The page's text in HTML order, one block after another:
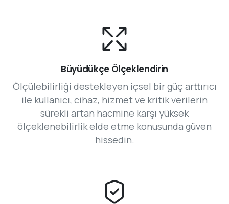
Büyüdükçe Ölçeklendirin
Ölçülebilirliği destekleyen içsel bir güç arttırıcı
ile kullanıcı, cihaz, hizmet ve kritik verilerin
sürekli artan hacmine karşı yüksek
ölçeklenebilirlik elde etme konusunda güven
hissedin.